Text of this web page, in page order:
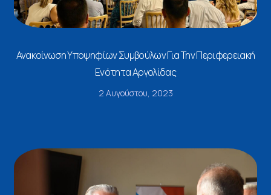
Ανακοίνωση Υποψηφίων Συμβούλων Για Την Περιφερειακή
Ενότητα Αργολίδας
2 Αυγούστου, 2023